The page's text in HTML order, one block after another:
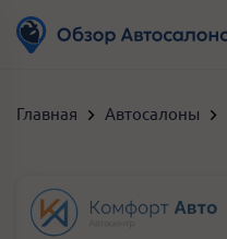
Главная Автосалоны